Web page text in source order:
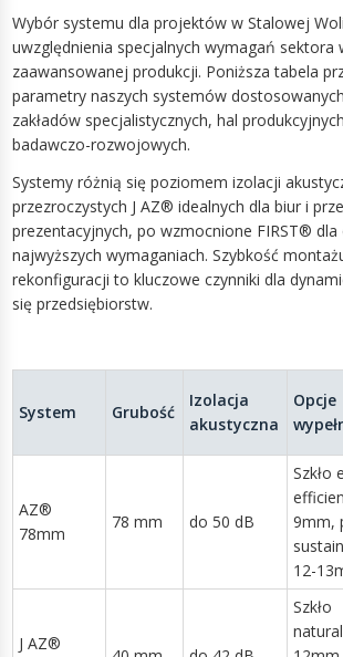
Wybór systemu dla projektów w Stalowej
uwzględnienia specjalnych wymagań sektora
zaawansowanej produkcji. Poniższa tabela
parametry naszych systemów
zakładów specjalistycznych, hal
badawczo-rozwojowych.
Systemy różnią się poziomem izolacji
przezroczystych J AZ® idealnych dla biur i
prezentacyjnych, po wzmocnione FIRST®
najwyższych wymaganiach. Szybkość
rekonfiguracji to kluczowe czynniki dla
się przedsiębiorstw.
System Grubość
Izolacja
akustyczna
Opcje
AZ®
78mm
78 mm do 50 dB
Szkło
9mm,
12-
J AZ®
Szkło